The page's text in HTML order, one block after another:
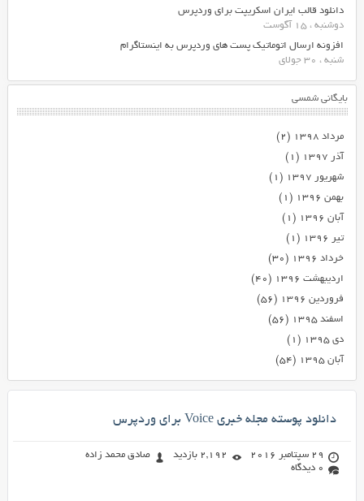
دانلود قالب ایران اسکریپت برای وردپرس
دوشنبه ، 15 آگوست
افزونه ارسال اتوماتیک پست های وردپرس به اینستاگرام
شنبه ، 30 جولای
بایگانی شمسی
مرداد ۱۳۹۸
(۲)
آذر ۱۳۹۷
(۱)
شهریور ۱۳۹۷
(۱)
بهمن ۱۳۹۶
(۱)
آبان ۱۳۹۶
(۱)
تیر ۱۳۹۶
(۱)
خرداد ۱۳۹۶
(۳۰)
اردیبهشت ۱۳۹۶
(۴۰)
فروردین ۱۳۹۶
(۵۶)
اسفند ۱۳۹۵
(۵۶)
دی ۱۳۹۵
(۱)
آبان ۱۳۹۵
(۵۴)
دانلود پوسته مجله خبری Voice برای وردپرس
29 سپتامبر 2016 2,192 بازدید
صادق محمد زاده
0 دیدگاه